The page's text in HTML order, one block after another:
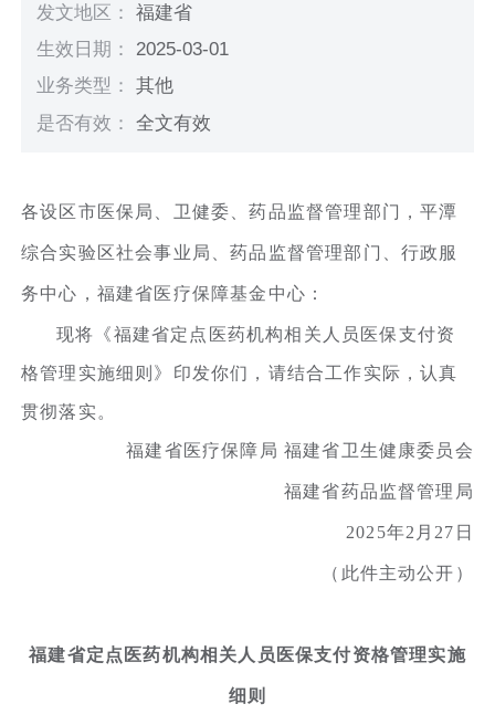
发文地区：福建省
生效日期： 2025-03-01
业务类型：其他
是否有效：全文有效
各设区市医保局、卫健委、药品监督管理部门，平潭
综合实验区社会事业局、药品监督管理部门、行政服
务中心，福建省医疗保障基金中心：
现将《福建省定点医药机构相关人员医保支付资
格管理实施细则》印发你们，请结合工作实际，认真
贯彻落实。
福建省医疗保障局 福建省卫生健康委员会
福建省药品监督管理局
2025年2月27日
（此件主动公开）
福建省定点医药机构相关人员医保支付资格管理实施
细则